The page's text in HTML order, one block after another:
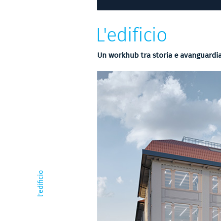
L'edificio
Un workhub tra storia e
l'edificio